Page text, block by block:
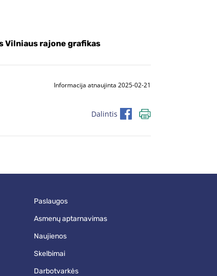
Vilniaus rajone grafikas
Informacija atnaujinta 2025-02-21
Dalintis
paslaugos
asmenų aptarnavimas
naujienos
skelbimai
darbotvarkės